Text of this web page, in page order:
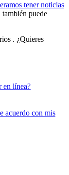
tener noticias
también puede
. ¿Quieres
en línea?
acuerdo con mis